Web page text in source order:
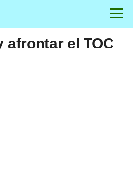
afrontar el TOC